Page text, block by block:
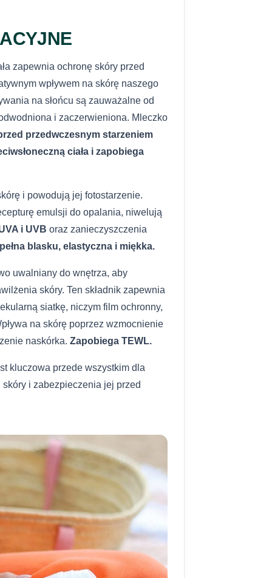
o dostawie
WYŚLIJ PYTANIE
zapewnia ochronę skóry przed
wpływem na skórę naszego
na słońcu są zauważalne od
i zaczerwieniona. Mleczko
przedwczesnym starzeniem
ciała i zapobiega
i powodują jej fotostarzenie.
emulsji do opalania, niwelują
i UVB oraz zanieczyszczenia
blasku, elastyczna i miękka.
uwalniany do wnętrza, aby
skóry. Ten składnik zapewnia
siatkę, niczym film ochronny,
na skórę poprzez wzmocnienie
naskórka. Zapobiega TEWL.
kluczowa przede wszystkim dla
i zabezpieczenia jej przed